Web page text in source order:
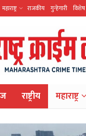
महाराष्ट्र राजकीय गुन्हेगारी
राष्ट्रीय महाराष्ट्र